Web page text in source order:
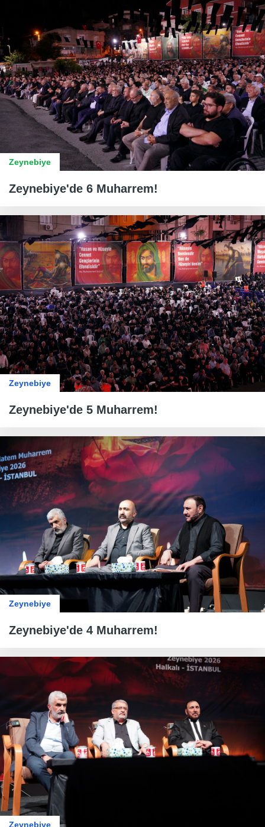
Zeynebiye
Zeynebiye'de 6 Muharrem!
Zeynebiye
Zeynebiye'de 5 Muharrem!
Zeynebiye
Zeynebiye'de 4 Muharrem!
Zeynebiye